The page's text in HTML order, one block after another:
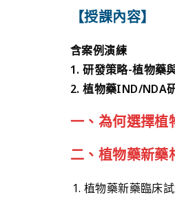
【授課內容】
含案例演練
1. 研發策略-植物藥
2. 植物藥IND/NDA
一、為何選擇植
二、植物藥新
植物藥新藥臨床